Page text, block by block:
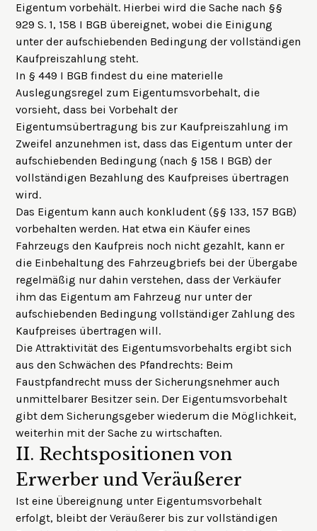
Eigentum vorbehält. Hierbei wird die Sache nach §§
929 S. 1, 158 I BGB übereignet, wobei die Einigung
unter der aufschiebenden Bedingung der vollständigen
Kaufpreiszahlung steht.
In § 449 I BGB findest du eine materielle
Auslegungsregel zum Eigentumsvorbehalt, die
vorsieht, dass bei Vorbehalt der
Eigentumsübertragung bis zur Kaufpreiszahlung im
Zweifel anzunehmen ist, dass das Eigentum unter der
aufschiebenden Bedingung (nach § 158 I BGB) der
vollständigen Bezahlung des Kaufpreises übertragen
wird.
Das Eigentum kann auch konkludent (§§ 133, 157 BGB)
vorbehalten werden. Hat etwa ein Käufer eines
Fahrzeugs den Kaufpreis noch nicht gezahlt, kann er
die Einbehaltung des Fahrzeugbriefs bei der Übergabe
regelmäßig nur dahin verstehen, dass der Verkäufer
ihm das Eigentum am Fahrzeug nur unter der
aufschiebenden Bedingung vollständiger Zahlung des
Kaufpreises übertragen will.
Die Attraktivität des Eigentumsvorbehalts ergibt sich
aus den Schwächen des Pfandrechts: Beim
Faustpfandrecht muss der Sicherungsnehmer auch
unmittelbarer Besitzer sein. Der Eigentumsvorbehalt
gibt dem Sicherungsgeber wiederum die Möglichkeit,
weiterhin mit der Sache zu wirtschaften.
II. Rechtspositionen von
Erwerber und Veräußerer
Ist eine Übereignung unter Eigentumsvorbehalt
erfolgt, bleibt der Veräußerer bis zur vollständigen